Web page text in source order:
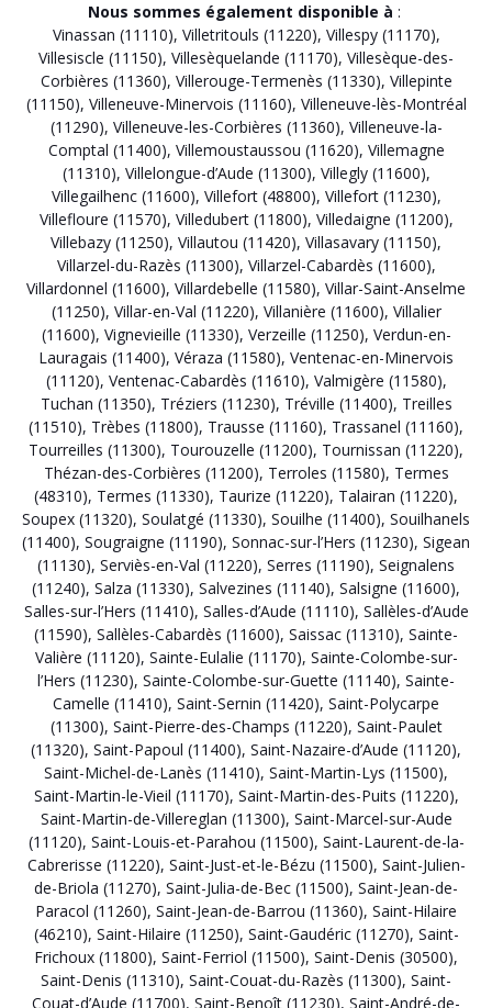
Nous sommes également disponible à :
Vinassan (11110), Villetritouls (11220), Villespy (11170),
Villesiscle (11150), Villesèquelande (11170), Villesèque-des-
Corbières (11360), Villerouge-Termenès (11330), Villepinte
(11150), Villeneuve-Minervois (11160), Villeneuve-lès-Montréal
(11290), Villeneuve-les-Corbières (11360), Villeneuve-la-
Comptal (11400), Villemoustaussou (11620), Villemagne
(11310), Villelongue-d’Aude (11300), Villegly (11600),
Villegailhenc (11600), Villefort (48800), Villefort (11230),
Villefloure (11570), Villedubert (11800), Villedaigne (11200),
Villebazy (11250), Villautou (11420), Villasavary (11150),
Villarzel-du-Razès (11300), Villarzel-Cabardès (11600),
Villardonnel (11600), Villardebelle (11580), Villar-Saint-Anselme
(11250), Villar-en-Val (11220), Villanière (11600), Villalier
(11600), Vignevieille (11330), Verzeille (11250), Verdun-en-
Lauragais (11400), Véraza (11580), Ventenac-en-Minervois
(11120), Ventenac-Cabardès (11610), Valmigère (11580),
Tuchan (11350), Tréziers (11230), Tréville (11400), Treilles
(11510), Trèbes (11800), Trausse (11160), Trassanel (11160),
Tourreilles (11300), Tourouzelle (11200), Tournissan (11220),
Thézan-des-Corbières (11200), Terroles (11580), Termes
(48310), Termes (11330), Taurize (11220), Talairan (11220),
Soupex (11320), Soulatgé (11330), Souilhe (11400), Souilhanels
(11400), Sougraigne (11190), Sonnac-sur-l’Hers (11230), Sigean
(11130), Serviès-en-Val (11220), Serres (11190), Seignalens
(11240), Salza (11330), Salvezines (11140), Salsigne (11600),
Salles-sur-l’Hers (11410), Salles-d’Aude (11110), Sallèles-d’Aude
(11590), Sallèles-Cabardès (11600), Saissac (11310), Sainte-
Valière (11120), Sainte-Eulalie (11170), Sainte-Colombe-sur-
l’Hers (11230), Sainte-Colombe-sur-Guette (11140), Sainte-
Camelle (11410), Saint-Sernin (11420), Saint-Polycarpe
(11300), Saint-Pierre-des-Champs (11220), Saint-Paulet
(11320), Saint-Papoul (11400), Saint-Nazaire-d’Aude (11120),
Saint-Michel-de-Lanès (11410), Saint-Martin-Lys (11500),
Saint-Martin-le-Vieil (11170), Saint-Martin-des-Puits (11220),
Saint-Martin-de-Villereglan (11300), Saint-Marcel-sur-Aude
(11120), Saint-Louis-et-Parahou (11500), Saint-Laurent-de-la-
Cabrerisse (11220), Saint-Just-et-le-Bézu (11500), Saint-Julien-
de-Briola (11270), Saint-Julia-de-Bec (11500), Saint-Jean-de-
Paracol (11260), Saint-Jean-de-Barrou (11360), Saint-Hilaire
(46210), Saint-Hilaire (11250), Saint-Gaudéric (11270), Saint-
Frichoux (11800), Saint-Ferriol (11500), Saint-Denis (30500),
Saint-Denis (11310), Saint-Couat-du-Razès (11300), Saint-
Couat-d’Aude (11700), Saint-Benoît (11230), Saint-André-de-